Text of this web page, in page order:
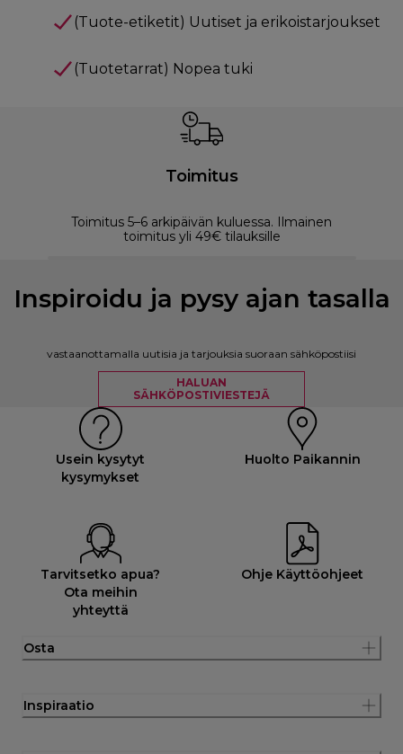
(Tuote-etiketit) Uutiset ja erikoistarjoukset
(Tuotetarrat) Nopea tuki
Toimitus
Toimitus 5–6 arkipäivän kuluessa. Ilmainen
toimitus yli 49€ tilauksille
Inspiroidu ja pysy ajan tasalla
vastaanottamalla uutisia ja tarjouksia suoraan sähköpostiisi
HALUAN
SÄHKÖPOSTIVIESTEJÄ
Usein kysytyt
kysymykset
Huolto Paikannin
Tarvitsetko apua?
Ota meihin
yhteyttä
Ohje Käyttöohjeet
Osta
Inspiraatio